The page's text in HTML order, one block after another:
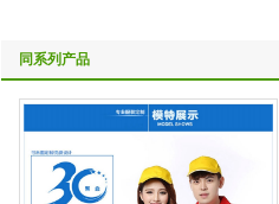
同系列产品